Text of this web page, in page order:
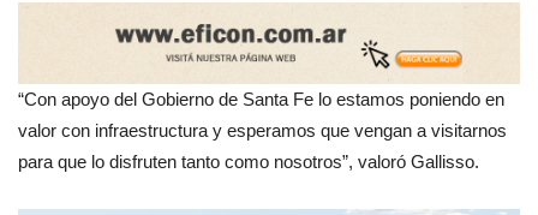
“Con apoyo del Gobierno de Santa Fe lo estamos poniendo en
valor con infraestructura y esperamos que vengan a visitarnos
para que lo disfruten tanto como nosotros”, valoró Gallisso.